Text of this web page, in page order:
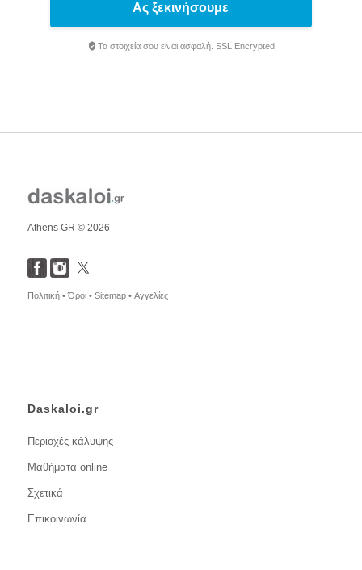
Ας ξεκινήσουμε
Τα στοιχεία σου είναι ασφαλή. SSL Encrypted
Athens GR © 2026
Πολιτική •Όροι • Sitemap • Αγγελίες
Daskaloi.gr
Περιοχές κάλυψης
Μαθήματα online
Σχετικά
Επικοινωνία